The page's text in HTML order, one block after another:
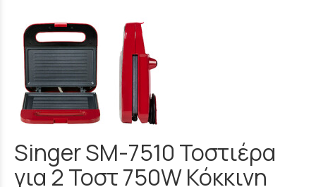
Singer SM-7510 Τοστιέρα
για 2 Τοστ 750W Κόκκινη